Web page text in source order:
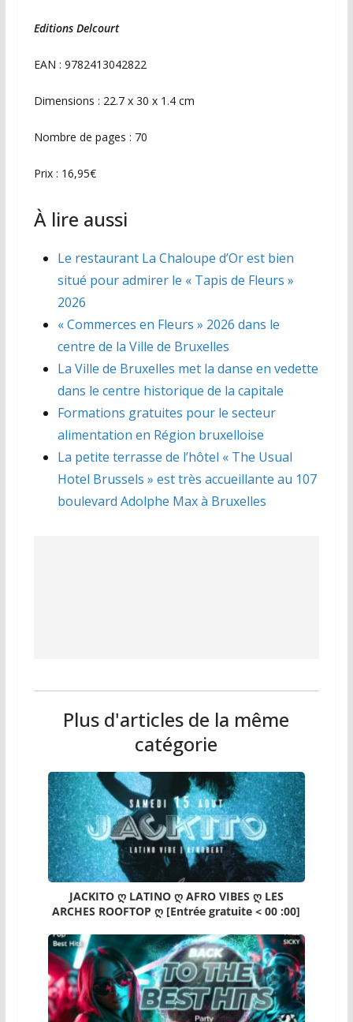
Editions Delcourt
EAN : 9782413042822
Dimensions : 22.7 x 30 x 1.4 cm
Nombre de pages : 70
Prix : 16,95€
À lire aussi
Le restaurant La Chaloupe d’Or est bien
situé pour admirer le « Tapis de Fleurs »
2026
« Commerces en Fleurs » 2026 dans le
centre de la Ville de Bruxelles
La Ville de Bruxelles met la danse en vedette
dans le centre historique de la capitale
Formations gratuites pour le secteur
alimentation en Région bruxelloise
La petite terrasse de l’hôtel « The Usual
Hotel Brussels » est très accueillante au 107
boulevard Adolphe Max à Bruxelles
Plus d'articles de la même
catégorie
JACKITO ღ LATINO ღ AFRO VIBES ღ LES
ARCHES ROOFTOP ღ [Entrée gratuite < 00 :00]